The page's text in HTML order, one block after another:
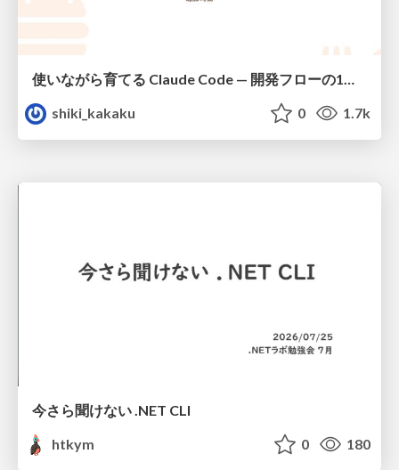
使いながら育てる Claude Code — 開発フローの1コマンド化 × 繰り返し指摘の自動仕組み化
shiki_kakaku
0 1.7k
今さら聞けない .NET CLI
htkym
0 180